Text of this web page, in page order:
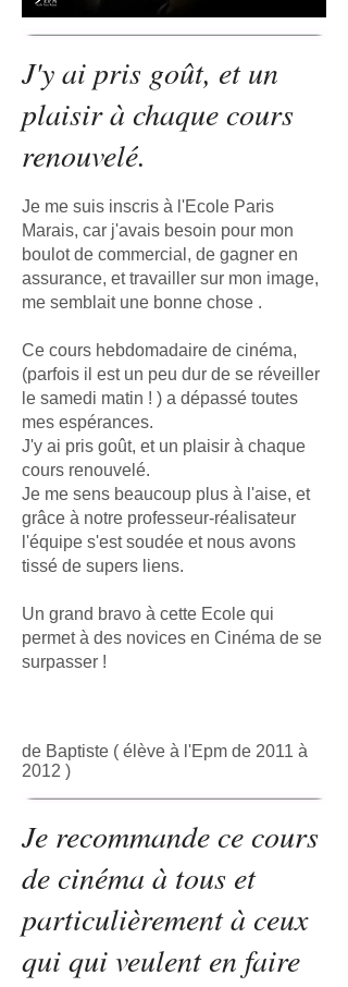
J'y ai pris goût, et un
plaisir à chaque cours
renouvelé.
Je me suis inscris à l'Ecole Paris
Marais, car j'avais besoin pour mon
boulot de commercial, de gagner en
assurance, et travailler sur mon image,
me semblait une bonne chose .
Ce cours hebdomadaire de cinéma,
(parfois il est un peu dur de se réveiller
le samedi matin ! ) a dépassé toutes
mes espérances.
J'y ai pris goût, et un plaisir à chaque
cours renouvelé.
Je me sens beaucoup plus à l'aise, et
grâce à notre professeur-réalisateur
l'équipe s'est soudée et nous avons
tissé de supers liens.
Un grand bravo à cette Ecole qui
permet à des novices en Cinéma de se
surpasser !
de Baptiste ( élève à l'Epm de 2011 à
2012 )
Je recommande ce cours
de cinéma à tous et
particulièrement à ceux
qui qui veulent en faire